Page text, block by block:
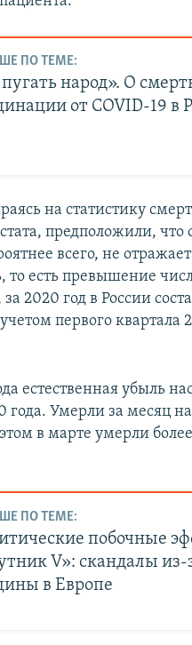
ПО ТЕМЕ:
народ». О
от COVID-19 в
на статистику
предположили, что
всего, не
то есть превышение
2020 год в России
первого квартала
естественная убыль
года. Умерли за месяц
в марте умерли
ПО ТЕМЕ:
побочные
V»: скандалы из-
в Европе